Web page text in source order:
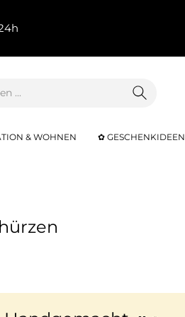
& WOHNEN ✿ GESCHENKIDEEN